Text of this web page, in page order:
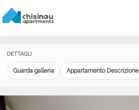
DETTAGLI
Guarda galleria Appartamento Descrizione